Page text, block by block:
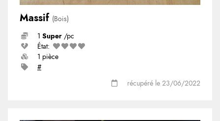
Massif (Bois)
1 Super /pc
État:
1 pièce
#
récupéré le 23/06/2022